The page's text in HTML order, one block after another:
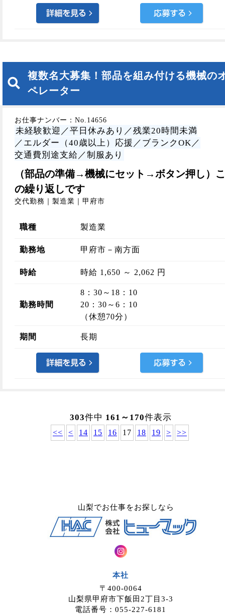
複数名大募集！部品を組み付ける機械の
ペレーター
お仕事ナンバー：No.14656
未経験歓迎／平日休みあり／残業20時間未満
／エルダー（40歳以上）応援／ブランクOK／
交通費別途支給／制服あり
（部品の準備→機械にセット→ボタン押し）こ
の繰り返しです
交代勤務｜製造業｜甲府市
職種 製造業
勤務地 甲府市－南方面
時給 時給 1,650 ～ 2,062 円
勤務時間
8：30～18：10
20：30～6：10
（休憩70分）
期間 長期
303件中 161～170件表示
<< < 14 15 16 17 18 19 > >>
山梨でお仕事をお探しなら
本社
〒400-0064
山梨県甲府市下飯田2丁目3-3
電話番号：055-227-6181